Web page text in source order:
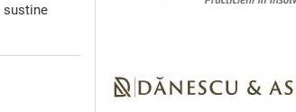
sustine